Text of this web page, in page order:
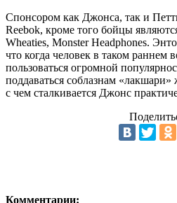
Спонсором как Джонса, так и
Reebok, кроме того бойцы
Wheaties, Monster Headphones.
что когда человек в таком раннем
пользоваться огромной
поддаваться соблазнам «лакшари»
с чем сталкивается Джонс
Комментарии: